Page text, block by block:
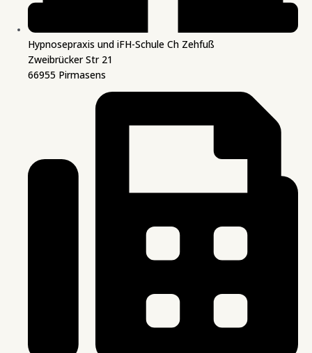
Hypnosepraxis und iFH-Schule Ch Zehfuß
Zweibrücker Str 21
66955 Pirmasens